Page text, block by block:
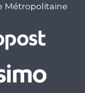
Métropolitaine